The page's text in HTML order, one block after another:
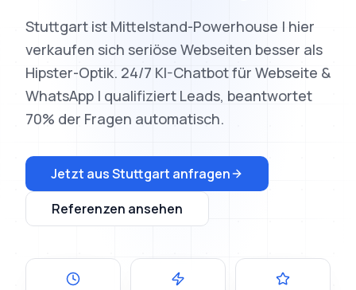
Stuttgart ist Mittelstand-Powerhouse | hier
verkaufen sich seriöse Webseiten besser als
Hipster-Optik. 24/7 KI-Chatbot für Webseite &
WhatsApp | qualifiziert Leads, beantwortet
70% der Fragen automatisch.
Jetzt ausStuttgart anfragen
Referenzen ansehen